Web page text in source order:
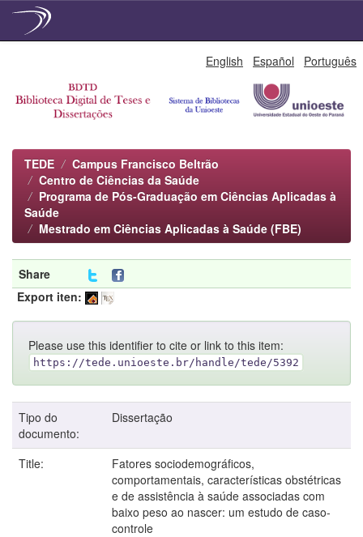
English Español Português
TEDE
Campus Francisco Beltrão
Centro de Ciências da Saúde
Programa de Pós-Graduação em Ciências Aplicadas à
Saúde
Mestrado em Ciências Aplicadas à Saúde (FBE)
Share
Export iten:
Please use this identifier to cite or link to this item:
https://tede.unioeste.br/handle/tede/5392
Tipo do
documento:
Dissertação
Title:
Fatores sociodemográficos,
comportamentais, características obstétricas
e de assistência à saúde associadas com
baixo peso ao nascer: um estudo de caso-
controle